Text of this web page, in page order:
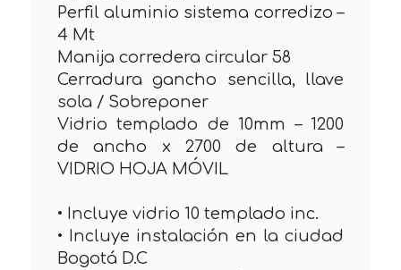
Perfil aluminio sistema corredizo –
4 Mt
Manija corredera circular 58
Cerradura gancho sencilla, llave
sola / Sobreponer
Vidrio templado de 10mm – 1200
de ancho x 2700 de altura –
VIDRIO HOJA MÓVIL
• Incluye vidrio 10 templado inc.
• Incluye instalación en la ciudad
Bogotá D.C